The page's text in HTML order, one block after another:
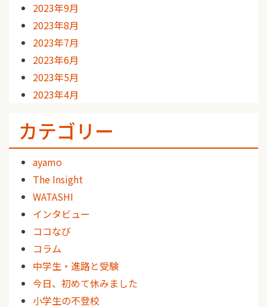
2023年9月
2023年8月
2023年7月
2023年6月
2023年5月
2023年4月
カテゴリー
ayamo
The Insight
WATASHI
インタビュー
ココなび
コラム
中学生・進路と受験
今日、初めて休みました
小学生の不登校